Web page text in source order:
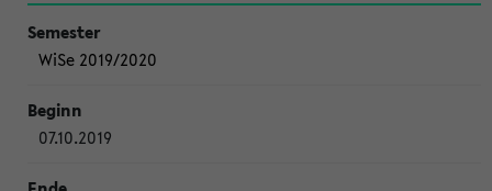
WiSe 2019/2020
07.10.2019